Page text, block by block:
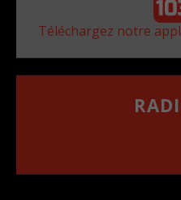
Téléchargez notre